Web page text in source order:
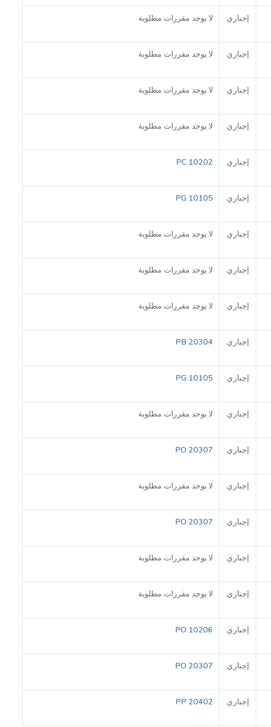
إجباري لا يوجد مقررات مطلوبة
إجباري لا يوجد مقررات مطلوبة
إجباري لا يوجد مقررات مطلوبة
إجباري لا يوجد مقررات مطلوبة
إجباري PC 10202
إجباري PG 10105
إجباري لا يوجد مقررات مطلوبة
إجباري لا يوجد مقررات مطلوبة
إجباري لا يوجد مقررات مطلوبة
إجباري PB 20304
إجباري PG 10105
إجباري لا يوجد مقررات مطلوبة
إجباري PO 20307
إجباري لا يوجد مقررات مطلوبة
إجباري PO 20307
إجباري لا يوجد مقررات مطلوبة
إجباري لا يوجد مقررات مطلوبة
إجباري PO 10206
إجباري PO 20307
إجباري PP 20402